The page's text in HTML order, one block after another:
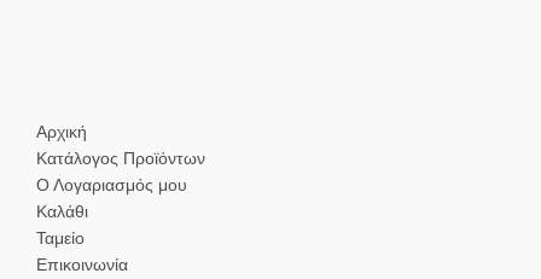
Αρχική
Κατάλογος Προϊόντων
Ο Λογαριασμός μου
Καλάθι
Ταμείο
Επικοινωνία